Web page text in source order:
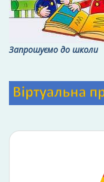
Запрошуємо до школи